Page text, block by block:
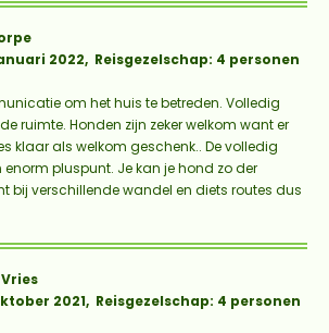
2022, Reisgezelschap: 4 personen
om het huis te betreden. Volledig
ruimte. Honden zijn zeker welkom want er
klaar als welkom geschenk.. De volledig
pluspunt. Je kan je hond zo der
bij verschillende wandel en diets routes dus
2021, Reisgezelschap: 4 personen